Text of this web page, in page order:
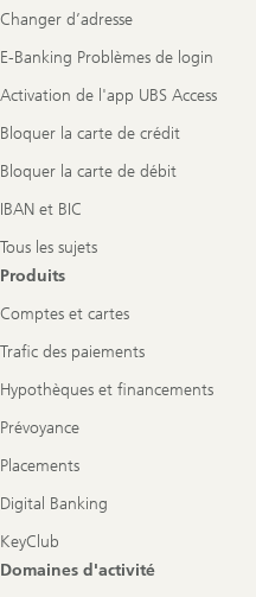
Changer d’adresse
E-Banking Problèmes de login
Activation de l'app UBS Access
Bloquer la carte de crédit
Bloquer la carte de débit
IBAN et BIC
Tous les sujets
Produits
Comptes et cartes
Trafic des paiements
Hypothèques et financements
Prévoyance
Placements
Digital Banking
KeyClub
Domaines d'activité